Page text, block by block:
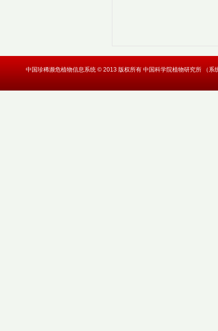
中国珍稀濒危植物信息系统 © 2013 版权所有 中国科学院植物研究所